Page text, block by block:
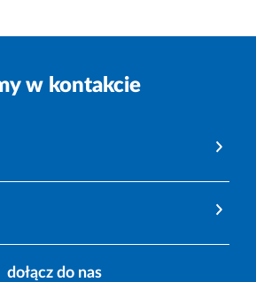
w kontakcie
dołącz do nas